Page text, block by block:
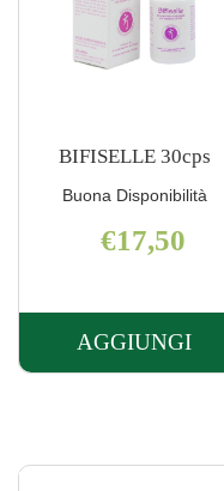
BIFISELLE 30cps
Buona Disponibilità
€17,50
AGGIUNGI